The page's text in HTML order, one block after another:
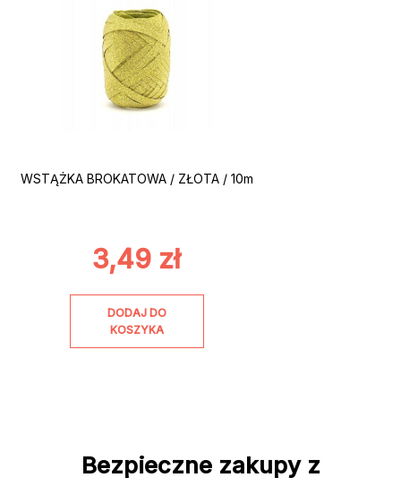
WSTĄŻKA BROKATOWA / ZŁOTA / 10m
3,49 zł
DODAJ DO
KOSZYKA
Bezpieczne zakupy z